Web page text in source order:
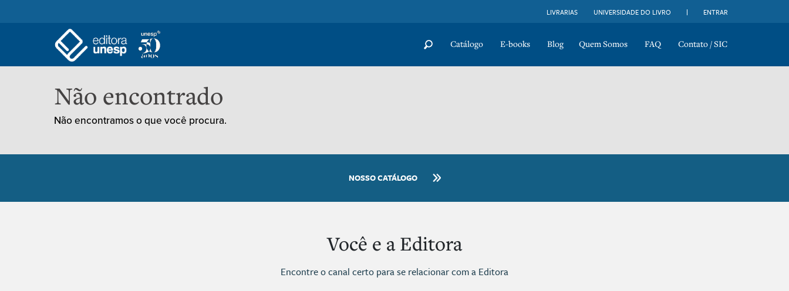
LIVRARIAS UNIVERSIDADE DO LIVRO ENTRAR
Catálogo E-books Blog Quem Somos FAQ Contato / SIC
Não encontrado
Não encontramos o que você procura.
NOSSO CATÁLOGO
Você e a Editora
Encontre o canal certo para se relacionar com a Editora